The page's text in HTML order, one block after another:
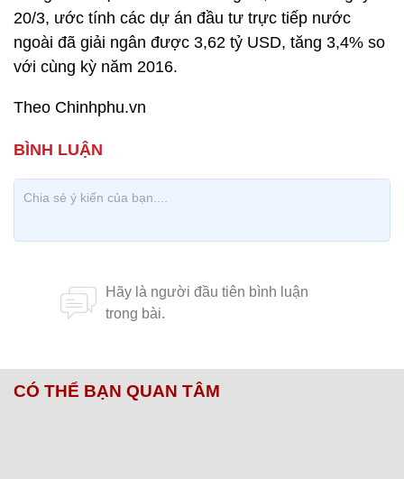
20/3, ước tính các dự án đầu tư trực tiếp nước
ngoài đã giải ngân được 3,62 tỷ USD, tăng 3,4% so
với cùng kỳ năm 2016.
Theo Chinhphu.vn
CÓ THỂ BẠN QUAN TÂM